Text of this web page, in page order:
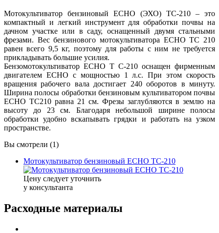
Мотокультиватор бензиновый ECHO (ЭХО) TC-210 – это
компактный и легкий инструмент для обработки почвы на
дачном участке или в саду, оснащенный двумя стальными
фрезами. Вес бензинового мотокультиватора ECHO TC 210
равен всего 9,5 кг, поэтому для работы с ним не требуется
прикладывать большие усилия.
Бензомотокультиватор ECHO T C-210 оснащен фирменным
двигателем ECHO с мощностью 1 л.с. При этом скорость
вращения рабочего вала достигает 240 оборотов в минуту.
Ширина полосы обработки бензиновым культиватором почвы
ECHO TC210 равна 21 см. Фрезы заглубляются в землю на
высоту до 23 см. Благодаря небольшой ширине полосы
обработки удобно вскапывать грядки и работать на узком
пространстве.
Вы смотрели (1)
Мотокультиватор бензиновый ECHO TC-210
Цену следует уточнить
у консультанта
Расходные материалы